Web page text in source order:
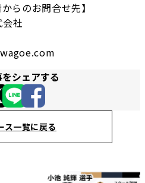
らのお問合せ先】
会社
シェアする
ス一覧に戻る